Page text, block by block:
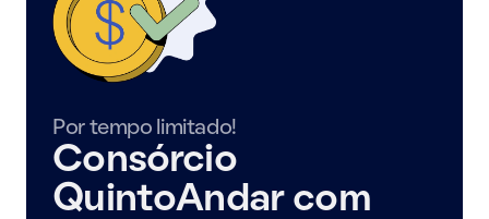
Por tempo limitado!
Consórcio
QuintoAndar com